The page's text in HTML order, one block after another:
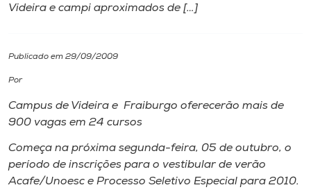
Internacionalização
Cultura
CPA
Videira e campi aproximados de […]
Publicado em 29/09/2009
Por
Campus de Videira e Fraiburgo oferecerão mais de
900 vagas em 24 cursos
Começa na próxima segunda-feira, 05 de outubro, o
período de inscrições para o vestibular de verão
Acafe/Unoesc e Processo Seletivo Especial para 2010.